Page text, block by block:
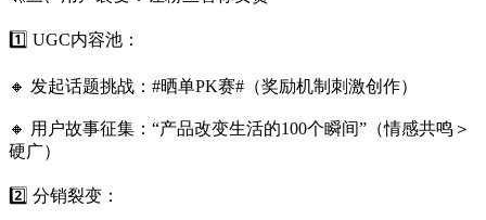
1️⃣ UGC内容池：
🔸 发起话题挑战：#晒单PK赛#（奖励机制刺激创作）
🔸 用户故事征集：“产品改变生活的100个瞬间”（情感共鸣＞
硬广）
2️⃣ 分销裂变：